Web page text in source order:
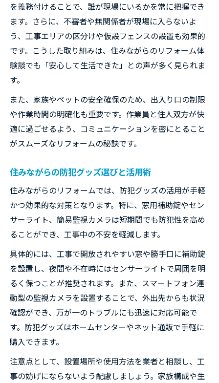
を義務付けることで、誰が現場にいるかを常に把握でき
ます。さらに、不審者や無関係者が現場に入らないよ
う、工事エリアの区分けや仮設フェンスの設置も効果的
です。こうした取り組みは、住みながらのリフォーム体
験談でも「安心して生活できた」との声が多く見られま
す。
また、家族やペットの安全確保のため、出入り口の制限
や作業時間の明確化も重要です。作業員と住人双方が快
適に過ごせるよう、コミュニケーションを密にとること
がスムーズなリフォームの秘訣です。
住みながらの防犯グッズ選びと活用術
住みながらのリフォームでは、防犯グッズの活用が手軽
かつ効果的な対策となります。特に、窓用補助錠やセン
サーライト、簡易監視カメラは短期間でも防犯性を高め
ることができ、工事中の不安を軽減します。
具体的には、工事で開放されやすい窓や勝手口に補助錠
を設置し、夜間や不在時にはセンサーライトで周囲を明
るく保つことが推奨されます。また、スマートフォン連
動型の監視カメラを設置することで、外出先からも状況
確認ができ、万が一のトラブルにも迅速に対応可能で
す。防犯グッズはホームセンターやネット通販で手軽に
購入できます。
注意点として、設置場所や使用方法を業者と相談し、工
事の妨げにならないよう配慮しましょう。家族構成や生